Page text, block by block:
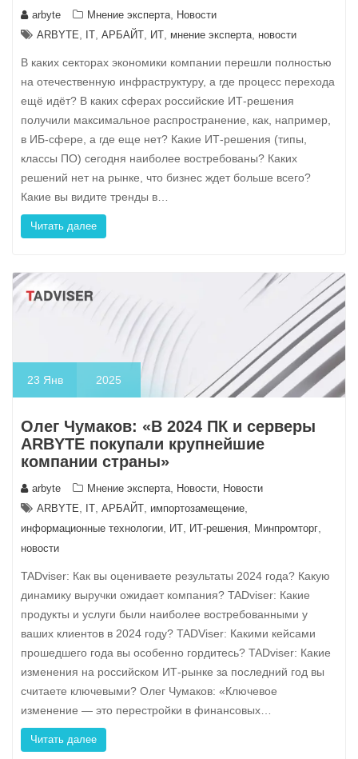
arbyte Мнение эксперта Новости
ARBYTE
IT АРБАЙТ ИТ мнение эксперта новости
В каких секторах экономики компании перешли полностью
на отечественную инфраструктуру, а где процесс перехода
ещё идёт? В каких сферах российские ИТ-решения
получили максимальное распространение, как, например,
в ИБ-сфере, а где еще нет? Какие ИТ-решения (типы,
классы ПО) сегодня наиболее востребованы? Каких
решений нет на рынке, что бизнес ждет больше всего?
Какие вы видите тренды в…
Читать далее
23 Янв 2025
Олег Чумаков: «В 2024 ПК и серверы
ARBYTE покупали крупнейшие
компании страны»
arbyte Мнение эксперта, Новости, Новости
ARBYTE, IT, АРБАЙТ, импортозамещение,
информационные технологии, ИТ, ИТ-решения, Минпромторг,
новости
TADviser: Как вы оцениваете результаты 2024 года? Какую
динамику выручки ожидает компания? TADviser: Какие
продукты и услуги были наиболее востребованными у
ваших клиентов в 2024 году? TADViser: Какими кейсами
прошедшего года вы особенно гордитесь? TADviser: Какие
изменения на российском ИТ-рынке за последний год вы
считаете ключевыми? Олег Чумаков: «Ключевое
изменение — это перестройки в финансовых…
Читать далее